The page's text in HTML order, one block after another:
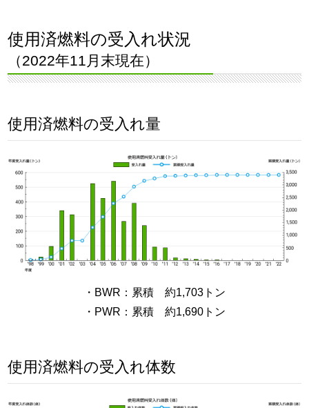
使用済燃料の受入れ状況
（2022年11月末現在）
使用済燃料の受入れ量
・BWR：累積 約1,703トン
・PWR：累積 約1,690トン
使用済燃料の受入れ体数